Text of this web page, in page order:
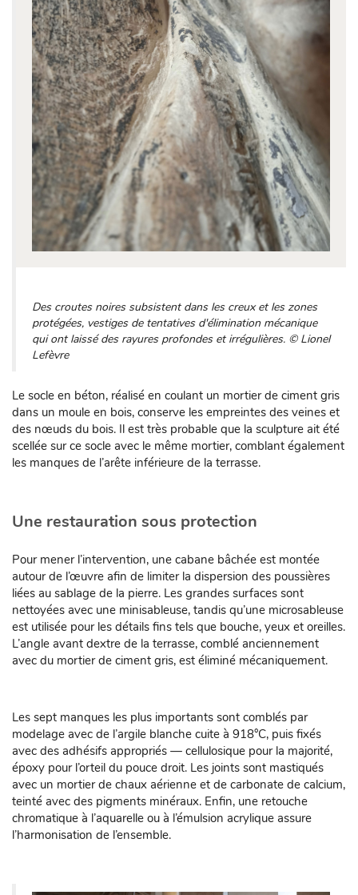
Des croutes noires subsistent dans les creux et les zones
protégées, vestiges de tentatives d'élimination mécanique
qui ont laissé des rayures profondes et irrégulières. © Lionel
Lefèvre
Le socle en béton, réalisé en coulant un mortier de ciment gris
dans un moule en bois, conserve les empreintes des veines et
des nœuds du bois. Il est très probable que la sculpture ait été
scellée sur ce socle avec le même mortier, comblant également
les manques de l’arête inférieure de la terrasse.
Une restauration sous protection
Pour mener l’intervention, une cabane bâchée est montée
autour de l’œuvre afin de limiter la dispersion des poussières
liées au sablage de la pierre. Les grandes surfaces sont
nettoyées avec une minisableuse, tandis qu’une microsableuse
est utilisée pour les détails fins tels que bouche, yeux et oreilles.
L’angle avant dextre de la terrasse, comblé anciennement
avec du mortier de ciment gris, est éliminé mécaniquement.
Les sept manques les plus importants sont comblés par
modelage avec de l’argile blanche cuite à 918°C, puis fixés
avec des adhésifs appropriés — cellulosique pour la majorité,
époxy pour l’orteil du pouce droit. Les joints sont mastiqués
avec un mortier de chaux aérienne et de carbonate de calcium,
teinté avec des pigments minéraux. Enfin, une retouche
chromatique à l’aquarelle ou à l’émulsion acrylique assure
l’harmonisation de l’ensemble.